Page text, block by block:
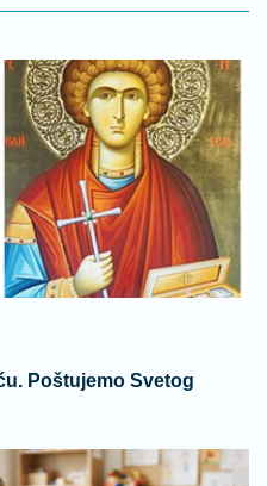
Poštujemo Svetog